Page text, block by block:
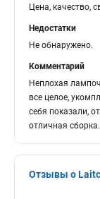
Цена, качество,
Недостатки
Не обнаружено.
Комментарий
Неплохая
все целое,
себя показали,
отличная
Отзывы о